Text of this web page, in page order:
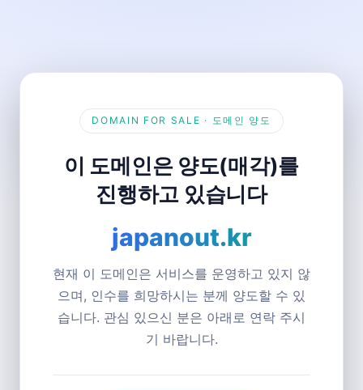
DOMAIN FOR SALE · 도메인 양도
이 도메인은 양도(매각)를
진행하고 있습니다
japanout.kr
현재 이 도메인은 서비스를 운영하고 있지 않
으며, 인수를 희망하시는 분께 양도할 수 있
습니다. 관심 있으신 분은 아래로 연락 주시
기 바랍니다.